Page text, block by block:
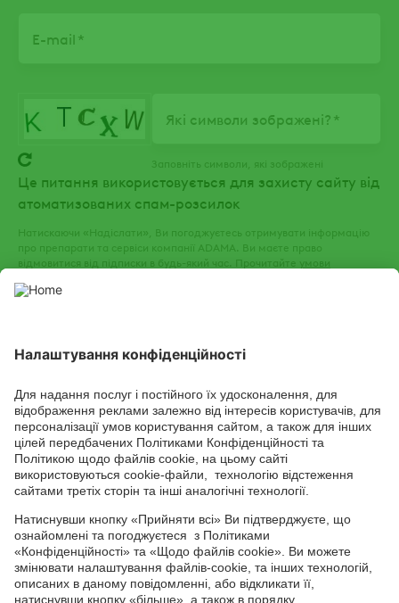
E-mail
Які символи зображені?
Заповніть символи, які зображені
Це питання використовується для захисту сайту від
атоматизованих спам-розсилок
Натискаючи «Надіслати», Ви погоджуєтесь отримувати інформацію
про препарати та сервіси компанії ADAMA. Ви маєте право
відмовитися від підписки в будь-який час. Прочитайте умови
СОЦІАЛЬНІ СЕРВІСИ
Youtube
Channel
FacebookTikTok
Головний офіс: 04050, м. Київ, вул. М. Пимоненка, 13, БЦ "Форум
Ділове Містечко", офіс 4А/41; тел.: +38 044 232 44 14; e-mail:
ukraine@adama.com
Використовуйте пестициди з обережністю. Завжди читайте